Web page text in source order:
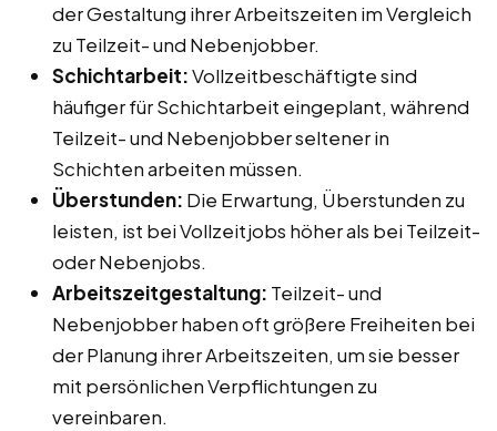
der Gestaltung ihrer Arbeitszeiten im Vergleich
zu Teilzeit- und Nebenjobber.
Schichtarbeit:Vollzeitbeschäftigte sind
häufiger für Schichtarbeit eingeplant, während
Teilzeit- und Nebenjobber seltener in
Schichten arbeiten müssen.
Überstunden: Die Erwartung, Überstunden zu
leisten, ist bei Vollzeitjobs höher als bei Teilzeit-
oder Nebenjobs.
Arbeitszeitgestaltung: Teilzeit- und
Nebenjobber haben oft größere Freiheiten bei
der Planung ihrer Arbeitszeiten, um sie besser
mit persönlichen Verpflichtungen zu
vereinbaren.